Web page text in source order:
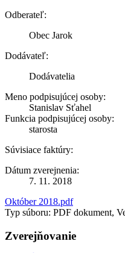
Odberateľ:
Obec Jarok
Dodávateľ:
Dodávatelia
Meno podpisujúcej osoby:
Stanislav Sťahel
Funkcia podpisujúcej osoby:
starosta
Súvisiace faktúry:
Dátum zverejnenia:
7. 11. 2018
Október 2018.pdf
Typ súboru: PDF dokument,
Zverejňovanie